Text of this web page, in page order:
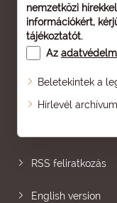
nemzetközi
információkért,
tájékoztatót.
Az
Beletekintek a
Hírlevél archívum
Oldaltérkép
RSS feliratkozás
English version